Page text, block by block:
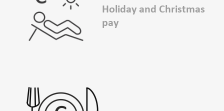
Holiday and Christmas
pay